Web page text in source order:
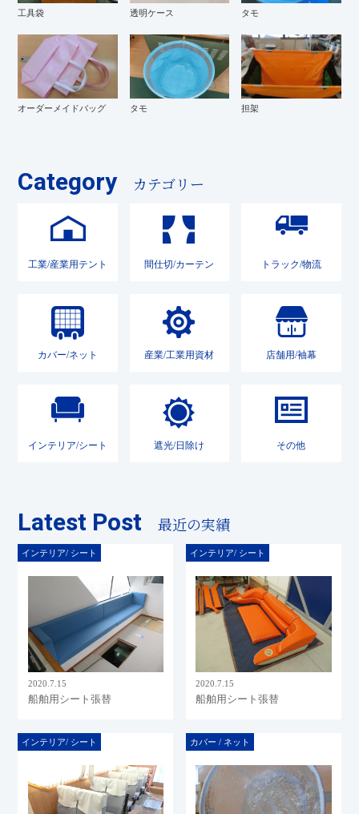
工具袋 透明ケース タモ
オーダーメイドバッグ タモ 担架
Category カテゴリー
工業/産業用テント 間仕切/カーテン トラック/物流
カバー/ネット 産業/工業用資材 店舗用/袖幕
インテリア/シート 遮光/日除け その他
Latest Post 最近の実績
インテリア/ シート
2020.7.15
船舶用シート張替
インテリア/ シート
2020.7.15
船舶用シート張替
インテリア/ シート カバー / ネット